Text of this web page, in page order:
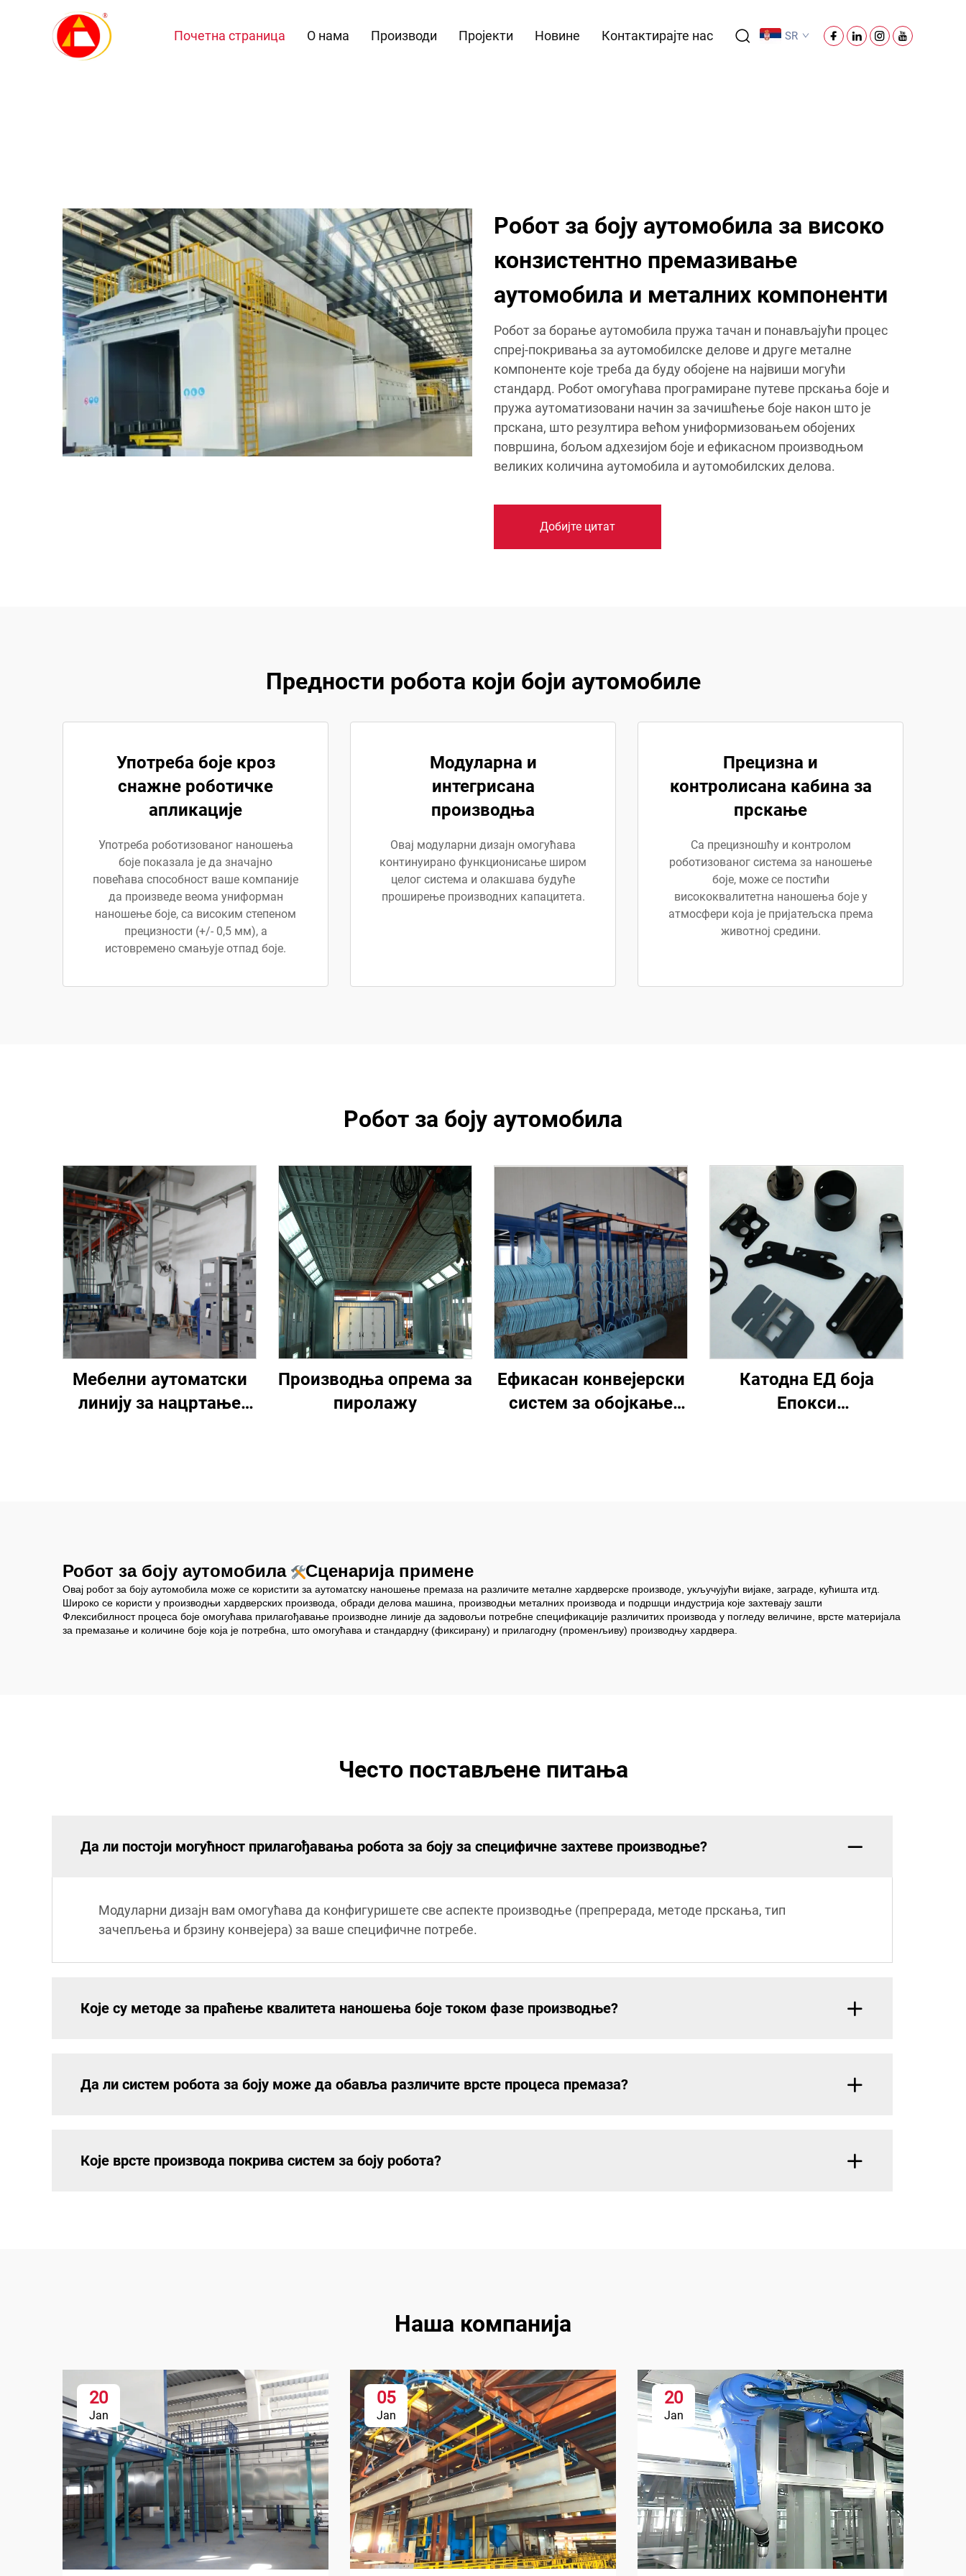
Почетна страница О нама Производи Пројекти Новине Контактирајте нас SR
Робот за боју аутомобила за високо
конзистентно премазивање
аутомобила и металних компоненти
Робот за борање аутомобила пружа тачан и понављајући процес
спреј-покривања за аутомобилске делове и друге металне
компоненте које треба да буду обојене на највиши могући
стандард. Робот омогућава програмиране путеве прскања боје и
пружа аутоматизовани начин за зачишћење боје након што је
прскана, што резултира већом униформизовањем обојених
површина, бољом адхезијом боје и ефикасном производњом
великих количина аутомобила и аутомобилских делова.
Добијте цитат
Предности робота који боји аутомобиле
Употреба боје кроз
снажне роботичке
апликације
Употреба роботизованог наношења
боје показала је да значајно
повећава способност ваше компаније
да произведе веома униформан
наношење боје, са високим степеном
прецизности (+/- 0,5 мм), а
истовремено смањује отпад боје.
Модуларна и
интегрисана
производња
Овај модуларни дизајн омогућава
континуирано функционисање широм
целог система и олакшава будуће
проширење производних капацитета.
Прецизна и
контролисана кабина за
прскање
Са прецизношћу и контролом
роботизованог система за наношење
боје, може се постићи
висококвалитетна наношења боје у
атмосфери која је пријатељска према
животној средини.
Робот за боју аутомобила
Мебелни аутоматски
линију за нацртање
Производња опрема за
пиролажу
Ефикасан конвејерски
систем за обојкање
Катодна ЕД боја
Епокси
Робот за боју аутомобила Сценарија примене
Овај робот за боју аутомобила може се користити за аутоматску наношење премаза на различите металне хардверске производе, укључујући вијаке, заграде, кућишта итд.
Широко се користи у производњи хардверских производа, обради делова машина, производњи металних производа и подршци индустрија које захтевају зашти
Флексибилност процеса боје омогућава прилагођавање производне линије да задовољи потребне спецификације различитих производа у погледу величине, врсте материјала
за премазање и количине боје која је потребна, што омогућава и стандардну (фиксирану) и прилагодну (променљиву) производњу хардвера.
Често постављене питања
Да ли постоји могућност прилагођавања робота за боју за специфичне захтеве производње?
Модуларни дизајн вам омогућава да конфигуришете све аспекте производње (препрерада, методе прскања, тип
зачепљења и брзину конвејера) за ваше специфичне потребе.
Које су методе за праћење квалитета наношења боје током фазе производње?
Да ли систем робота за боју може да обавља различите врсте процеса премаза?
Које врсте производа покрива систем за боју робота?
Наша компанија
20
Jan
05
Jan
20
Jan